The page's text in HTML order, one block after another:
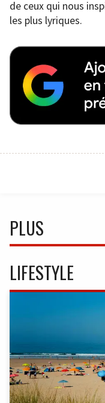
de ceux qui nous
les plus lyriques.
PLUS
LIFESTYLE